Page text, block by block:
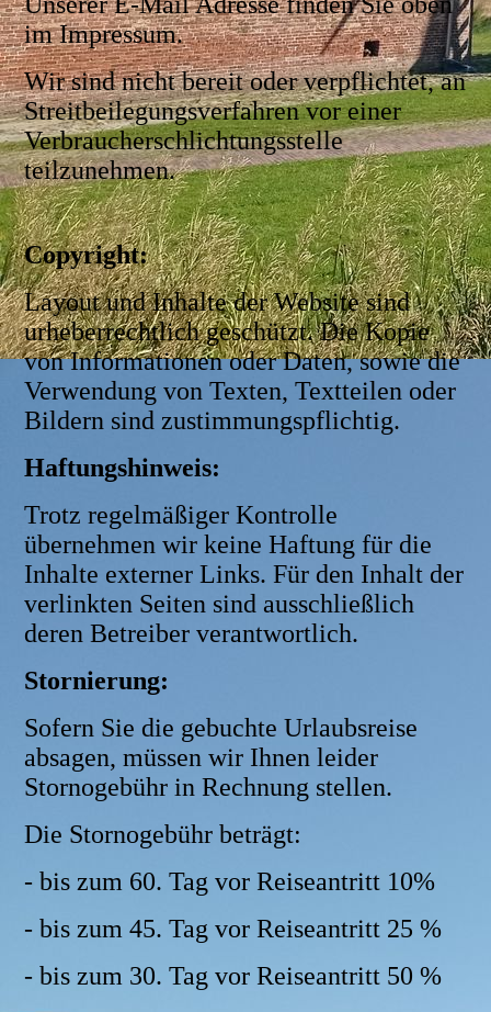
im Impressum.
Wir sind nicht bereit oder verpflichtet, an
Streitbeilegungsverfahren vor einer
Verbraucherschlichtungsstelle
teilzunehmen.
Copyright:
Layout und Inhalte der Website sind
urheberrechtlich geschützt. Die Kopie
von Informationen oder Daten, sowie die
Verwendung von Texten, Textteilen oder
Bildern sind zustimmungspflichtig.
Haftungshinweis:
Trotz regelmäßiger Kontrolle
übernehmen wir keine Haftung für die
Inhalte externer Links. Für den Inhalt der
verlinkten Seiten sind ausschließlich
deren Betreiber verantwortlich.
Stornierung:
Sofern Sie die gebuchte Urlaubsreise
absagen, müssen wir Ihnen leider
Stornogebühr in Rechnung stellen.
Die Stornogebühr beträgt:
- bis zum 60. Tag vor Reiseantritt 10%
- bis zum 45. Tag vor Reiseantritt 25 %
- bis zum 30. Tag vor Reiseantritt 50 %